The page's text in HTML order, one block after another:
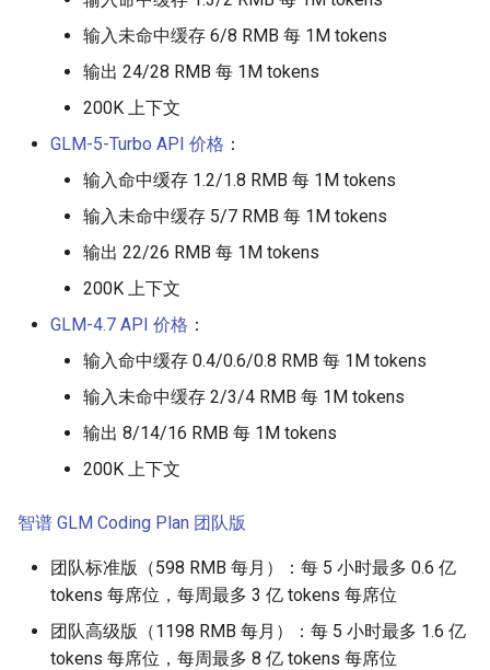
输入未命中缓存 6/8 RMB 每 1M tokens
输出 24/28 RMB 每 1M tokens
200K 上下文
GLM-5-Turbo API 价格 ：
输入命中缓存 1.2/1.8 RMB 每 1M tokens
输入未命中缓存 5/7 RMB 每 1M tokens
输出 22/26 RMB 每 1M tokens
200K 上下文
GLM-4.7 API 价格 ：
输入命中缓存 0.4/0.6/0.8 RMB 每 1M tokens
输入未命中缓存 2/3/4 RMB 每 1M tokens
输出 8/14/16 RMB 每 1M tokens
200K 上下文
智谱 GLM Coding Plan 团队版
团队标准版（598 RMB 每月）：每 5 小时最多 0.6 亿
tokens 每席位，每周最多 3 亿 tokens 每席位
团队高级版（1198 RMB 每月）：每 5 小时最多 1.6 亿
tokens 每席位，每周最多 8 亿 tokens 每席位